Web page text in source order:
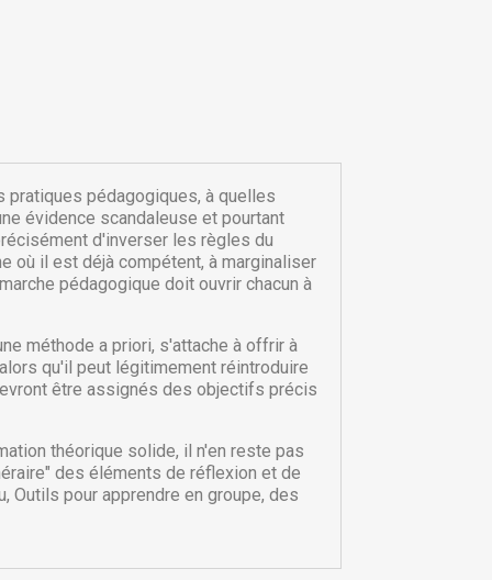
×
×
pratiques pédagogiques, à quelles
évidence scandaleuse et pourtant
d'inverser les règles du
où il est déjà compétent, à marginaliser
pédagogique doit ouvrir chacun à
méthode a priori, s'attache à offrir à
qu'il peut légitimement réintroduire
être assignés des objectifs précis
théorique solide, il n'en reste pas
des éléments de réflexion et de
Outils pour apprendre en groupe, des